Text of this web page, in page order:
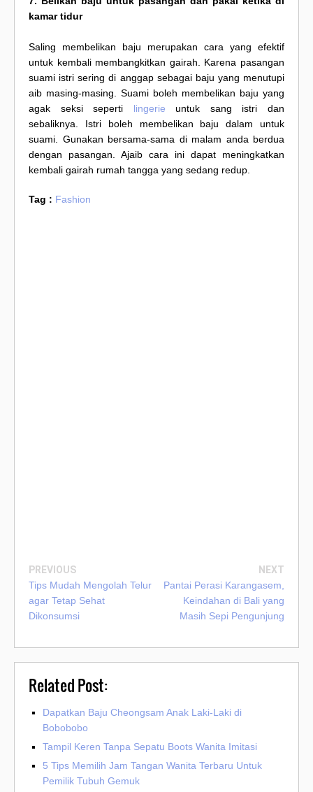
kamar tidur
Saling membelikan baju merupakan cara yang efektif
untuk kembali membangkitkan gairah. Karena pasangan
suami istri sering di anggap sebagai baju yang menutupi
aib masing-masing. Suami boleh membelikan baju yang
agak seksi seperti lingerie untuk sang istri dan
sebaliknya. Istri boleh membelikan baju dalam untuk
suami. Gunakan bersama-sama di malam anda berdua
dengan pasangan. Ajaib cara ini dapat meningkatkan
kembali gairah rumah tangga yang sedang redup.
Tag : Fashion
PREVIOUS
Tips Mudah Mengolah Telur
agar Tetap Sehat
Dikonsumsi
NEXT
Pantai Perasi Karangasem,
Keindahan di Bali yang
Masih Sepi Pengunjung
Related Post:
Dapatkan Baju Cheongsam Anak Laki-Laki di
Bobobobo
Tampil Keren Tanpa Sepatu Boots Wanita Imitasi
5 Tips Memilih Jam Tangan Wanita Terbaru Untuk
Pemilik Tubuh Gemuk